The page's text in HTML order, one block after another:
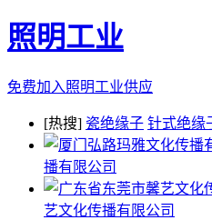
照明工业
免费加入照明工业供应
[热搜] 瓷绝缘子 针式绝缘
播有限公司
艺文化传播有限公司